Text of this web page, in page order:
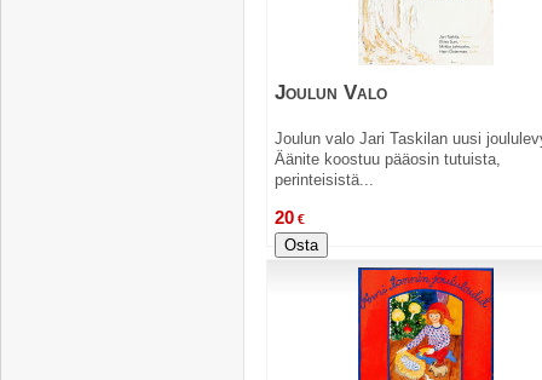
Joulun Valo
Joulun valo Jari Taskilan uusi
Äänite koostuu pääosin tutuista,
perinteisistä...
20€
Osta